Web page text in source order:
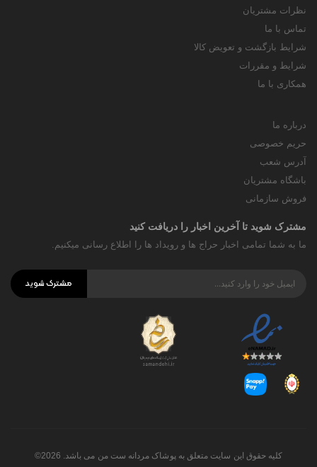
نظرات مشتریان
تماس با ما
شرایط بازگشت و تعویض کالا
شرایط و مقررات
همکاری با ما
درباره ما
حریم خصوصی
آدرس شعب
باشگاه مشتریان
فروش سازمانی
مشترک شوید تا آخرین اخبار را دریافت کنید
ما به شما تمامی اخبار حراج ها و رویداد ها را اطلاع رسانی میکنیم.
مشترک شوید
کلیه حقوق این سایت متعلق به پوشاک مردانه ست من می باشد. 2026©